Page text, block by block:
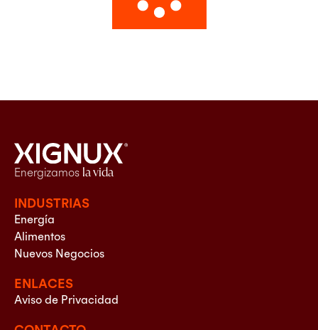
Energizamos la vida
INDUSTRIAS
Energía
Alimentos
Nuevos Negocios
ENLACES
Aviso de Privacidad